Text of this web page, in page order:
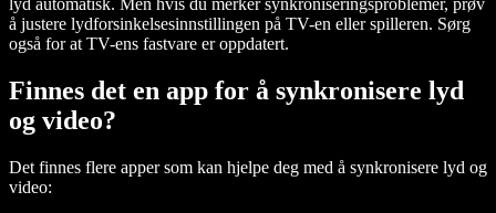
lyd automatisk. Men hvis du merker synkroniseringsproblemer, prøv
å justere lydforsinkelsesinnstillingen på TV-en eller spilleren. Sørg
også for at TV-ens fastvare er oppdatert.
Finnes det en app for å synkronisere lyd
og video?
Det finnes flere apper som kan hjelpe deg med å synkronisere lyd og
video: